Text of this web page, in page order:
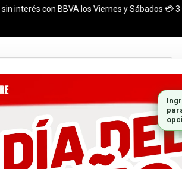
con BBVA los Viernes y Sábados 💳 3
GABINETES PLACAS DE VIDEO
en el dia (CABA y Al rededores)